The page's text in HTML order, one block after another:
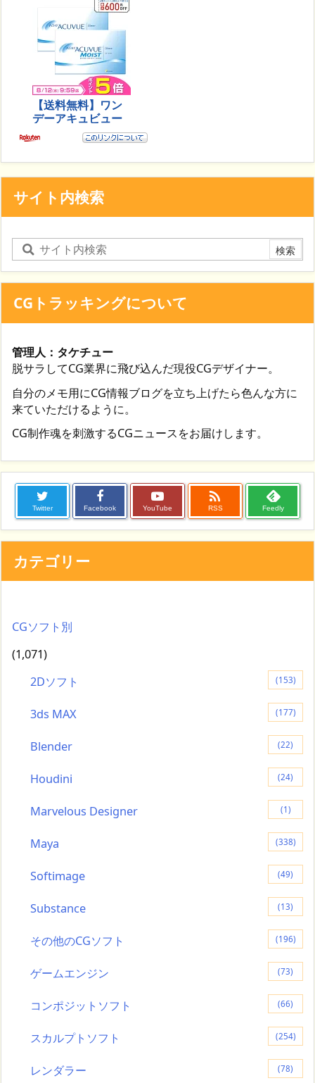
サイト内検索
CGトラッキングについて
管理人：タケチュー
脱サラしてCG業界に飛び込んだ現役CGデザイナー。
自分のメモ用にCG情報ブログを立ち上げたら色んな方に
来ていただけるように。
CG制作魂を刺激するCGニュースをお届けします。
Twitter Facebook YouTube

RSS Feedly
カテゴリー
CGソフト別
(1,071)
2Dソフト
(153)
3ds MAX (177)
Blender (22)
Houdini (24)
Marvelous Designer (1)
Maya (338)
Softimage (49)
Substance (13)
その他のCGソフト (196)
ゲームエンジン (73)
コンポジットソフト (66)
スカルプトソフト (254)
レンダラー (78)